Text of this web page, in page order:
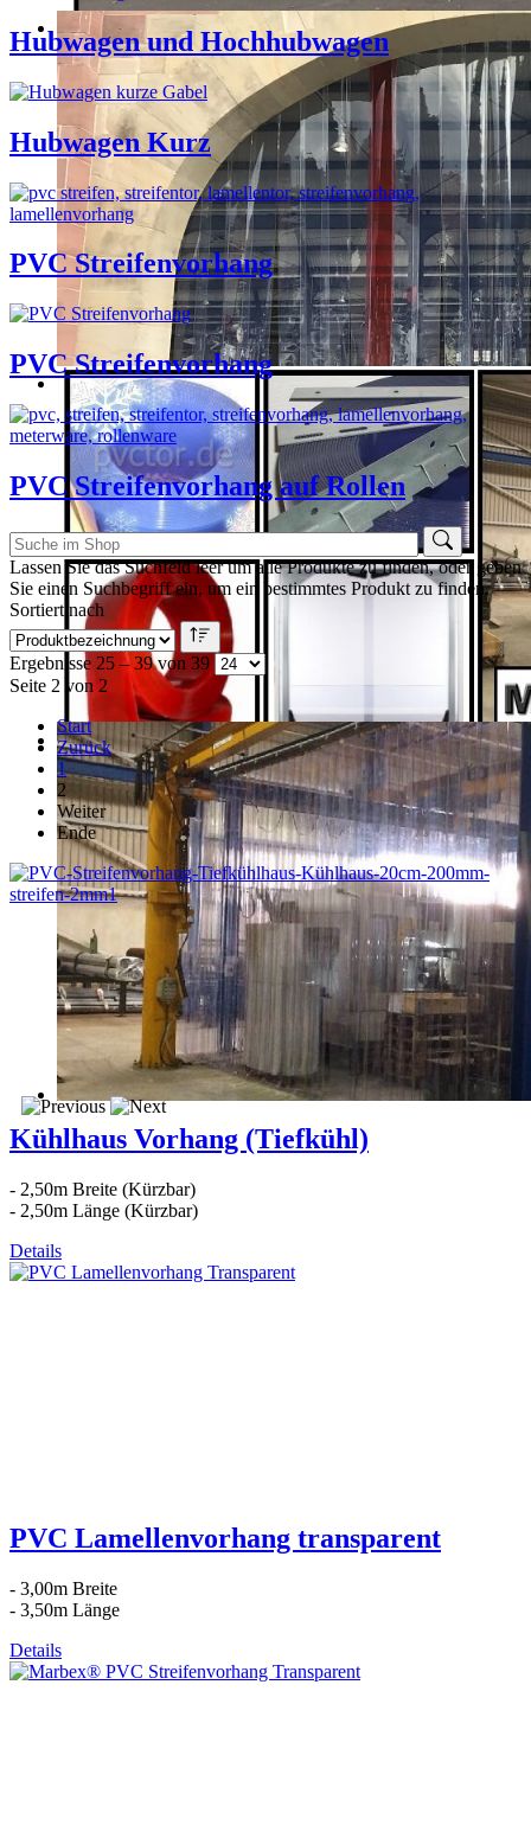
Hubwagen und Hochhubwagen
Hubwagen Kurz
PVC Streifenvorhang
PVC Streifenvorhang
PVC Streifenvorhang auf Rollen
Lassen Sie das Suchfeld leer um alle Produkte zu finden, oder geben
Sie einen Suchbegriff ein, um ein bestimmtes Produkt zu finden.
Sortiert nach
Ergebnisse 25 – 39 von 39
Seite 2 von 2
Start
Zurück
1
2
Weiter
Ende
Kühlhaus Vorhang (Tiefkühl)
- 2,50m Breite (Kürzbar)
- 2,50m Länge (Kürzbar)
Details
PVC Lamellenvorhang transparent
- 3,00m Breite
- 3,50m Länge
Details